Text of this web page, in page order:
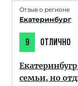
Отзыв о регионе
Екатеринбург
9 ОТЛИЧНО
семьи, но